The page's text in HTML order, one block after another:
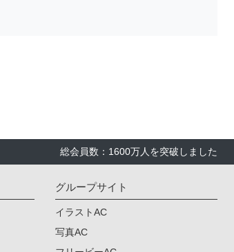
総会員数：1600万人を突破しました
グループサイト
イラストAC
写真AC